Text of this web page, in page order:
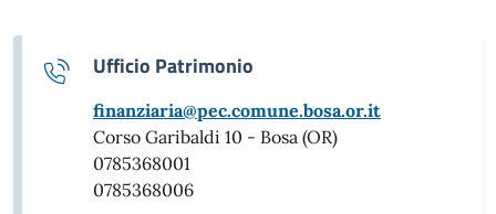
Ufficio Patrimonio
finanziaria@pec.comune.bosa.or.it
Corso Garibaldi 10 - Bosa (OR)
0785368001
0785368006